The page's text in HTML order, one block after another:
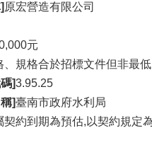
原宏營造有限公司
元
、規格合於招標文件但非最
]3.95.25
]臺南市政府水利局
契約到期為預估,以契約規定